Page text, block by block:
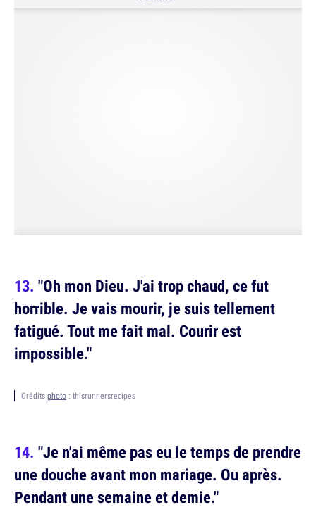
"Oh mon Dieu. J'ai trop chaud, ce fut
horrible. Je vais mourir, je suis tellement
fatigué. Tout me fait mal. Courir est
impossible."
Crédits photo : thisrunnersrecipes
"Je n'ai même pas eu le temps de prendre
une douche avant mon mariage. Ou après.
Pendant une semaine et demie."